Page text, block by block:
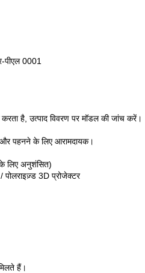
पीएल 0001
है, उत्पाद विवरण पर मॉडल की जांच करें।
और पहनने के लिए आरामदायक।
लिए अनुशंसित)
3D प्रोजेक्टर
हैं।